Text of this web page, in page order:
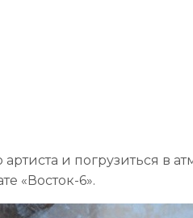
и погрузиться в
«Восток-6».